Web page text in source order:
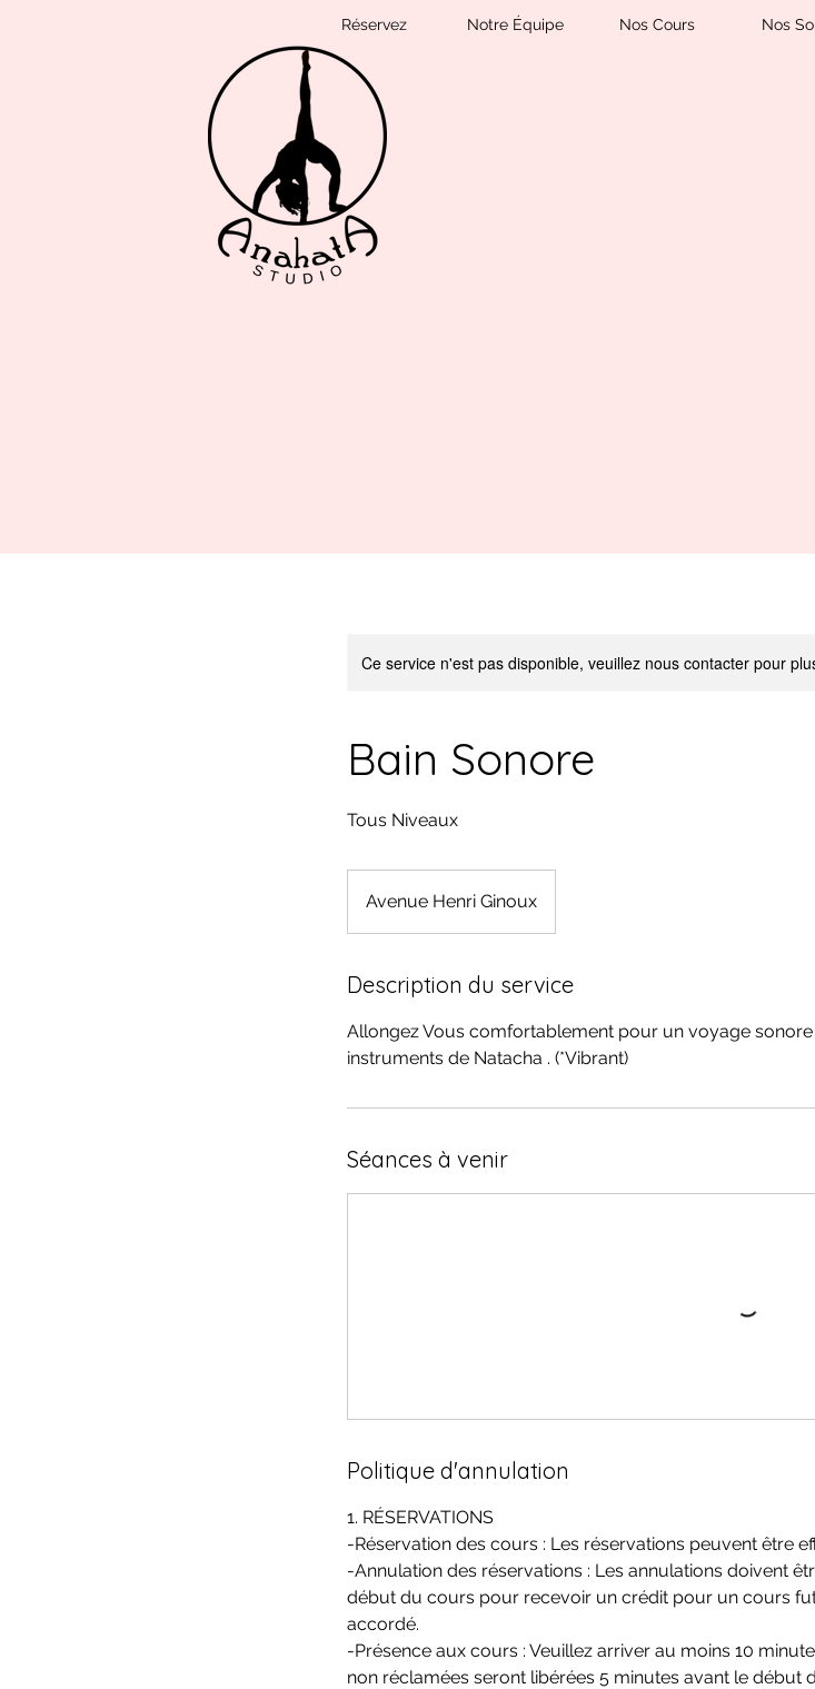
Réservez Notre Équipe Nos Cours Nos
Ce service n'est pas disponible, veuillez nous contacter pour
Bain Sonore
Tous Niveaux
Avenue Henri Ginoux
Description du service
Allongez Vous comfortablement pour un voyage
instruments de Natacha . (*Vibrant)
Séances à venir
Politique d'annulation
1. RÉSERVATIONS
-Réservation des cours : Les réservations peuvent être
-Annulation des réservations : Les annulations doivent
début du cours pour recevoir un crédit pour un cours
accordé.
-Présence aux cours : Veuillez arriver au moins 10
non réclamées seront libérées 5 minutes avant le début